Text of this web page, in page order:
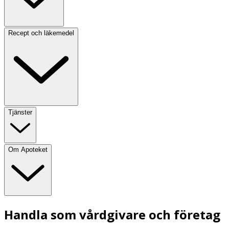
Recept och läkemedel
Tjänster
Om Apoteket
Handla som vårdgivare och företag